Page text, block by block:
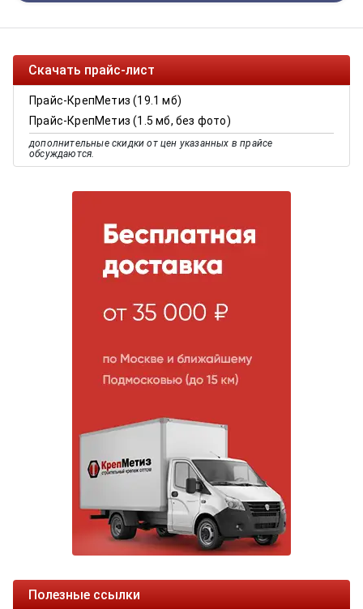
Скачать прайс-лист
Прайс-КрепМетиз (19.1 мб)
Прайс-КрепМетиз (1.5 мб, без фото)
дополнительные скидки от цен указанных в прайсе
обсуждаются.
Полезные ссылки